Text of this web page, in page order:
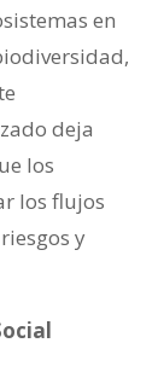
en
deja
los
los flujos
y